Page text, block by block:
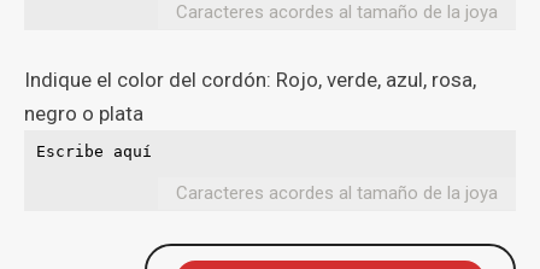
Caracteres acordes al tamaño de la joya
Indique el color del cordón: Rojo, verde, azul, rosa,
negro o plata
Caracteres acordes al tamaño de la joya